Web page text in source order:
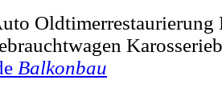
Balkonbau